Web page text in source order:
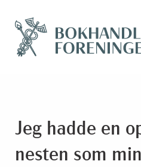
Jeg hadde en
nesten som